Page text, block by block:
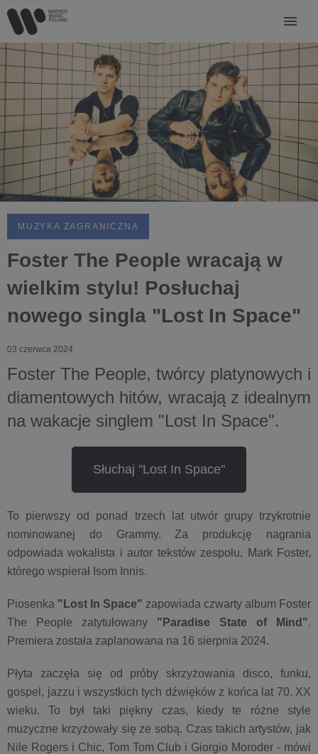
MUZYKA ZAGRANICZNA
Foster The People wracają w
wielkim stylu! Posłuchaj
nowego singla "Lost In Space"
03 czerwca 2024
Foster The People, twórcy platynowych i
diamentowych hitów, wracają z idealnym
na wakacje singlem "Lost In Space".
Słuchaj "Lost In Space"
To pierwszy od ponad trzech lat utwór grupy trzykrotnie
nominowanej do Grammy. Za produkcję nagrania
odpowiada wokalista i autor tekstów zespołu, Mark Foster,
którego wspierał Isom Innis.
Piosenka "Lost In Space" zapowiada czwarty album Foster
The People zatytułowany "Paradise State of Mind".
Premiera została zaplanowana na 16 sierpnia 2024.
Płyta zaczęła się od próby skrzyżowania disco, funku,
gospel, jazzu i wszystkich tych dźwięków z końca lat 70. XX
wieku. To był taki piękny czas, kiedy te różne style
muzyczne krzyżowały się ze sobą. Czas takich artystów, jak
Nile Rogers i Chic, Tom Tom Club i Giorgio Moroder - mówi